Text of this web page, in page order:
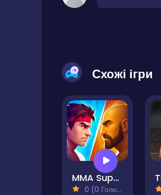
Схожі ігри
MMA Super Fight
0 (0 Голосів)